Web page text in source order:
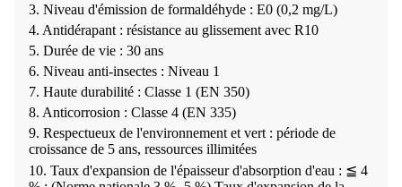
3. Niveau d'émission de formaldéhyde : E0 (0,2 mg/L)
4. Antidérapant : résistance au glissement avec R10
5. Durée de vie : 30 ans
6. Niveau anti-insectes : Niveau 1
7. Haute durabilité : Classe 1 (EN 350)
8. Anticorrosion : Classe 4 (EN 335)
9. Respectueux de l'environnement et vert : période de
croissance de 5 ans, ressources illimitées
10. Taux d'expansion de l'épaisseur d'absorption d'eau : ≦ 4